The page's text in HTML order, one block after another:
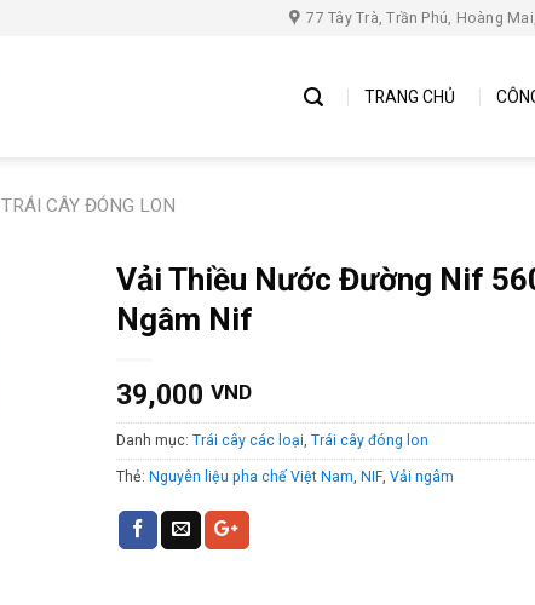
77 Tây Trà, Trần Phú, Hoàng
TRANG CHỦ
TRÁI CÂY ĐÓNG LON
Vải Thiều Nước Đường Nif
Ngâm Nif
39,000VND
Danh mục:Trái cây các loại,Trái cây đóng lon
Thẻ: Nguyên liệu pha chế Việt Nam, NIF,Vải ngâm